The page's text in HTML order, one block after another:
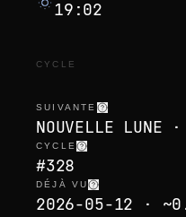
19:02
CYCLE
SUIVANTE
NOUVELLE LUNE
CYCLE
#328
DÉJÀ VU
2026-05-12 ·